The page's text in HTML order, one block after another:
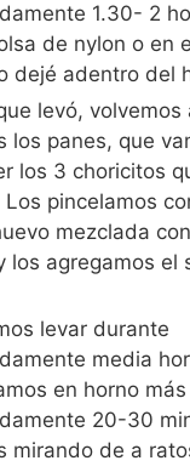
1.30- 2
de nylon o en
dejé adentro del
levó, volvemos
los panes, que
los 3 choricitos
pincelamos
mezclada
los agregamos el
levar durante
media
en horno
20-30
mirando de a